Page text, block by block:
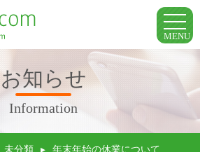
toggle
MENU
お知らせ
Information
未分類 ▸ 年末年始の休業について